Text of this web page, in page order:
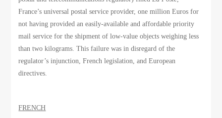
France’s universal postal service provider, one million Euros for
not having provided an easily-available and affordable priority
mail service for the shipment of low-value objects weighing less
than two kilograms. This failure was in disregard of the
regulator’s injunction, French legislation, and European
directives.
FRENCH